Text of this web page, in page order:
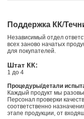
Поддержка КК/
Независимый отдел
всех заново начатых
для покупателей.
Штат КК:
1 до 4
Процедуры/детали
Каждый продукт мы
Персонал проверки
соответственно
этапе продукции, от